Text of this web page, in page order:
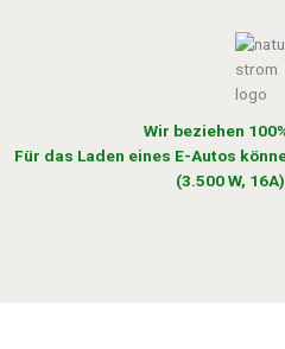
Wir beziehen
Für das Laden eines E-Autos
(3.500 W,